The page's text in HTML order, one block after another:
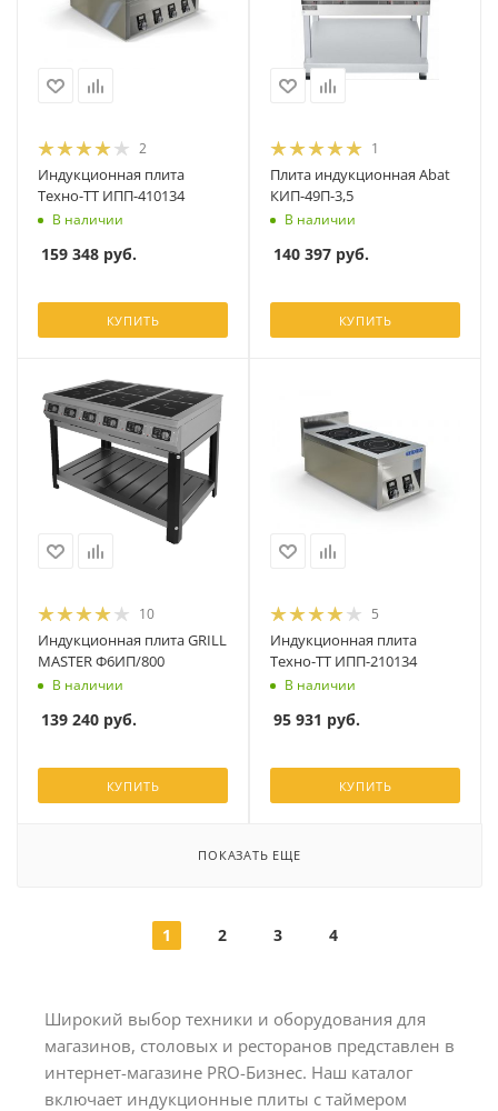
2
Индукционная плита
Техно-ТТ ИПП-410134
В наличии
159 348 руб.
КУПИТЬ
1
Плита индукционная Abat
КИП-49П-3,5
В наличии
140 397 руб.
КУПИТЬ
10
Индукционная плита GRILL
MASTER Ф6ИП/800
В наличии
139 240 руб.
КУПИТЬ
5
Индукционная плита
Техно-ТТ ИПП-210134
В наличии
95 931 руб.
КУПИТЬ
ПОКАЗАТЬ ЕЩЕ
1 2 3 4
Широкий выбор техники и оборудования для
магазинов, столовых и ресторанов представлен в
интернет-магазине PRO-Бизнес. Наш каталог
включает индукционные плиты с таймером